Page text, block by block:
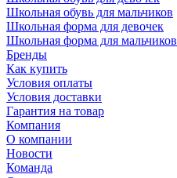
Школьная обувь для мальчиков
Школьная форма для девочек
Школьная форма для мальчиков
Бренды
Как купить
Условия оплаты
Условия доставки
Гарантия на товар
Компания
О компании
Новости
Команда